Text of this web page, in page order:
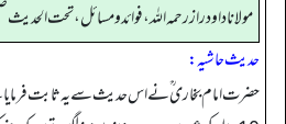
مولانا داود راز رحمه الله، فوائد و مسائل، تحت الحديث
حدیث حاشیہ: